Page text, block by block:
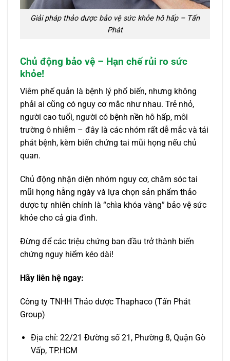
Giải pháp thảo dược bảo vệ sức khỏe hô hấp – Tấn
Phát
Chủ động bảo vệ – Hạn chế rủi ro sức
khỏe!
Viêm phế quản là bệnh lý phổ biến, nhưng không
phải ai cũng có nguy cơ mắc như nhau. Trẻ nhỏ,
người cao tuổi, người có bệnh nền hô hấp, môi
trường ô nhiễm – đây là các nhóm rất dễ mắc và tái
phát bệnh, kèm biến chứng tai mũi họng nếu chủ
quan.
Chủ động nhận diện nhóm nguy cơ, chăm sóc tai
mũi họng hằng ngày và lựa chọn sản phẩm thảo
dược tự nhiên chính là “chìa khóa vàng” bảo vệ sức
khỏe cho cả gia đình.
Đừng để các triệu chứng ban đầu trở thành biến
chứng nguy hiểm kéo dài!
Hãy liên hệ ngay:
Công ty TNHH Thảo dược Thaphaco (Tấn Phát
Group)
Địa chỉ: 22/21 Đường số 21, Phường 8, Quận Gò
Vấp, TP.HCM